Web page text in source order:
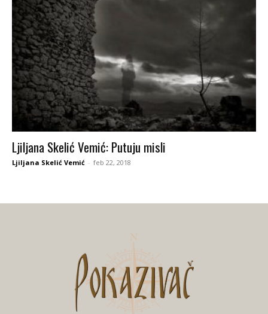
Ljiljana Skelić Vemić: Putuju misli
Ljiljana Skelić Vemić - feb 22, 2018